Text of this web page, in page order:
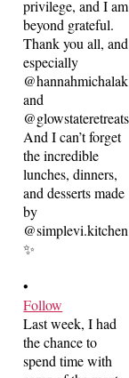
•
Follow
Last week, I had
the chance to
spend time with